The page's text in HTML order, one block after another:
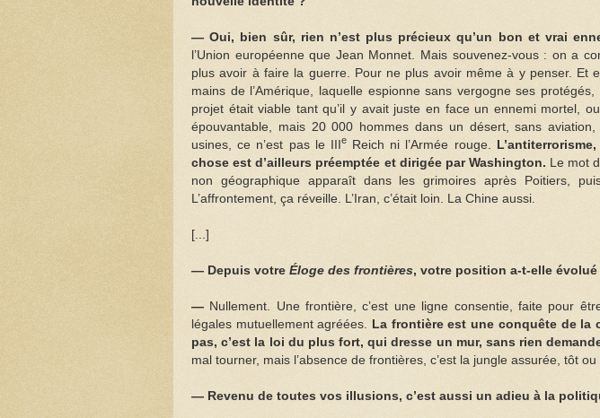
—Oui, bien sûr, rien n’est plus précieux qu’un bon et vrai
l’Union européenne que Jean Monnet. Mais souvenez-vous : on a
plus avoir à faire la guerre. Pour ne plus avoir même à y penser. Et
mains de l’Amérique, laquelle espionne sans vergogne ses
projet était viable tant qu’il y avait juste en face un ennemi mortel,
épouvantable, mais 20 000 hommes dans un désert, sans
usines, ce n’est pas le III
eReich ni l’Armée rouge.
chose est d’ailleurs préemptée et dirigée par Washington.
Le mot
non géographique apparaît dans les grimoires après Poitiers,
L’affrontement, ça réveille. L’Iran, c’était loin. La Chine aussi.
[...]
— Depuis votre Éloge des frontières, votre position a-t-elle évolué
— Nullement. Une frontière, c’est une ligne consentie, faite pour
légales mutuellement agréées.
La frontière est une conquête de la
pas, c’est la loi du plus fort, qui dresse un mur, sans rien
mal tourner, mais l’absence de frontières, c’est la jungle assurée, tôt ou
— Revenu de toutes vos illusions, c’est aussi un adieu à la